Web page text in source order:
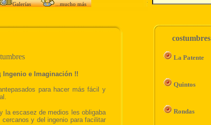
Galerías ...mucho más
costumbres
La Patente
Quintos
Rondas